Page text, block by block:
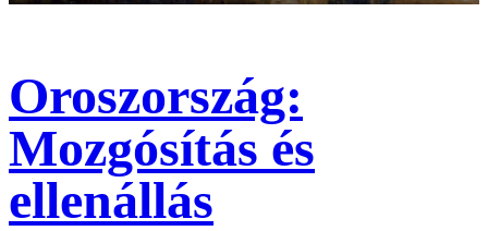
Oroszország:
Mozgósítás és
ellenállás